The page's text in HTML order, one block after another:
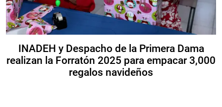
INADEH y Despacho de la Primera Dama
realizan la Forratón 2025 para empacar 3,000
regalos navideños